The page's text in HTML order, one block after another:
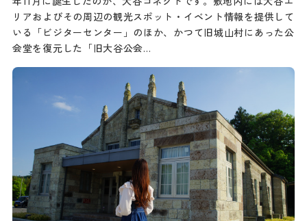
リアおよびその周辺の観光スポット・イベント情報を提供して
いる「ビジターセンター」のほか、かつて旧城山村にあった公
会堂を復元した「旧大谷公会…